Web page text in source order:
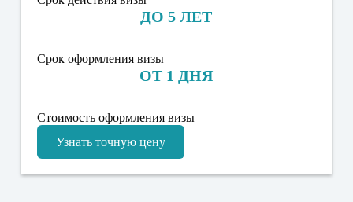
ДО 5 ЛЕТ
Срок оформления визы
ОТ 1 ДНЯ
Стоимость оформления визы
Узнать точную цену